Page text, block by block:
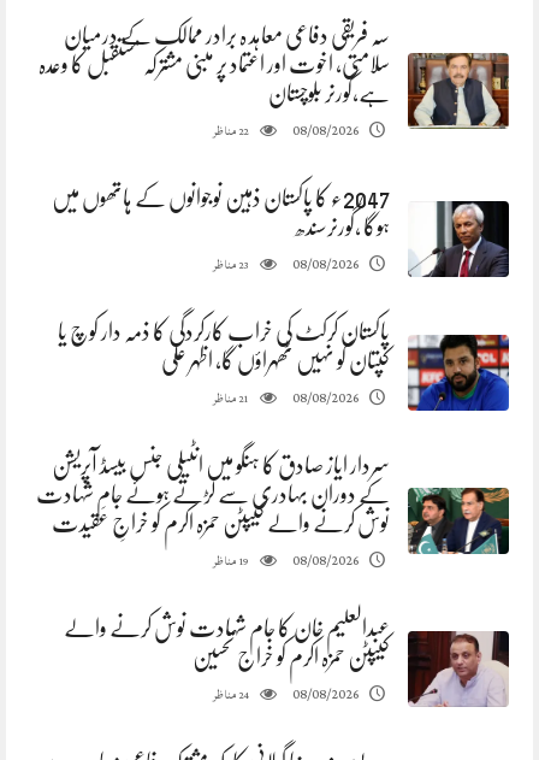
سہ فریقی دفاعی معاہد ہ برادر ممالک کے درمیان
سلامتی، اخوت اور اعتماد پر مبنی مشترکہ مستقبل کا وعدہ
ہے،گورنر بلوچستان
08/08/2026
22مناظر
2047ء کا پاکستان ذہین نوجوانوں کے ہاتھوں میں
ہوگا ،گورنرسندھ
08/08/2026
23مناظر
پاکستان کرکٹ کی خراب کارکردگی کا ذمہ دار کوچ یا
کپتان کو نہیں ٹھہراؤں گا، اظہر علی
08/08/2026
21مناظر
سردار ایاز صادق کا ہنگو میں انٹیلی جنس بیسڈ آپریشن
کے دوران بہادری سے لڑتے ہوئے جامِ شہادت
نوش کرنے والے کیپٹن حمزہ اکرم کو خراجِ عقیدت
08/08/2026
19مناظر
عبدالعلیم خان کا جام شہادت نوش کرنے والے
کیپٹن حمزہ اکرم کو خراج تحسین
08/08/2026
24مناظر